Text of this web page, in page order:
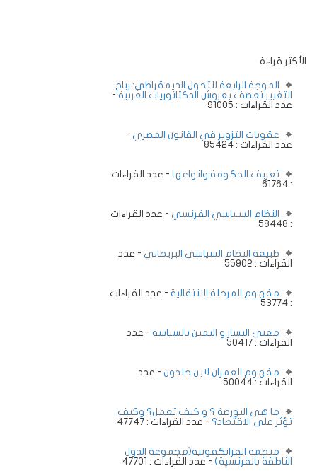
الأكثر قراءة
الموجة الرابعة للتحول الديمقراطي: رياح
التغيير تعصف بعروش الدكتاتوريات العربية -
عدد القراءات : 91005
عقوبات التزوير في القانون المصري -
عدد القراءات : 85424
تعريف الحكومة وانواعها - عدد القراءات
: 61764
النظام السـياسي الفرنسي - عدد القراءات
: 58448
طبيعة النظام السياسي البريطاني - عدد
القراءات : 55902
مفهوم المرحلة الانتقالية - عدد القراءات
: 53774
معنى اليسار و اليمين بالسياسة - عدد
القراءات : 50417
مفهوم العمران لابن خلدون - عدد
القراءات : 50044
ما هى البورصة ؟ و كيف تعمل؟ وكيف
تؤثر على الاقتصاد؟ - عدد القراءات : 47747
منظمة الفرانكفونية(مجموعة الدول
الناطقة بالفرنسية) - عدد القراءات : 47701